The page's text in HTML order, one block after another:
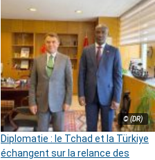
© (DR)
Diplomatie : le Tchad et la Türkiye
échangent sur la relance des